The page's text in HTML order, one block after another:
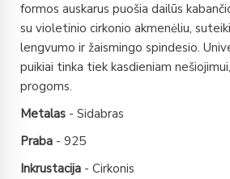
formos auskarus puošia dailūs
su violetinio cirkonio akmenėliu,
lengvumo ir žaismingo spindesio.
puikiai tinka tiek kasdieniam
progoms.
Metalas - Sidabras
Praba - 925
Inkrustacija - Cirkonis